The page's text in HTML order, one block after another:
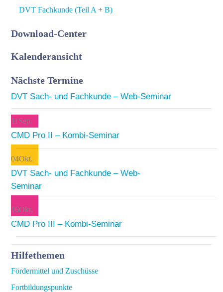
DVT Fachkunde (Teil A + B)
Download-Center
Kalenderansicht
Nächste Termine
DVT Sach- und Fachkunde – Web-Seminar
11 Sep.
CMD Pro II – Kombi-Seminar
04Okt.
DVT Sach- und Fachkunde – Web-
Seminar
16Okt.
CMD Pro III – Kombi-Seminar
Hilfethemen
Fördermittel und Zuschüsse
Fortbildungspunkte